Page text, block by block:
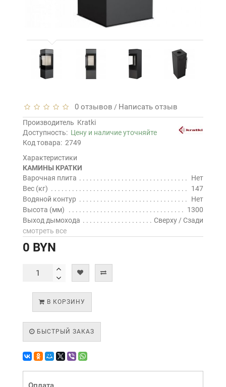
0 отзывов / Написать отзыв
Производитель Kratki
Доступность: Цену и наличие уточняйте
Код товара: 2749
Характеристики
КАМИНЫ КРАТКИ
Варочная плита
Нет
Вес (кг)
147
Водяной контур
Нет
Высота (мм)
1300
Выход дымохода
Сверху / Сзади
смотреть все
0 BYN
В КОРЗИНУ
БЫСТРЫЙ ЗАКАЗ